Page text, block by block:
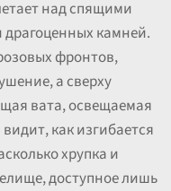
над спящими
камней.
фронтов,
а сверху
вата, освещаемая
как изгибается
хрупка и
доступное лишь